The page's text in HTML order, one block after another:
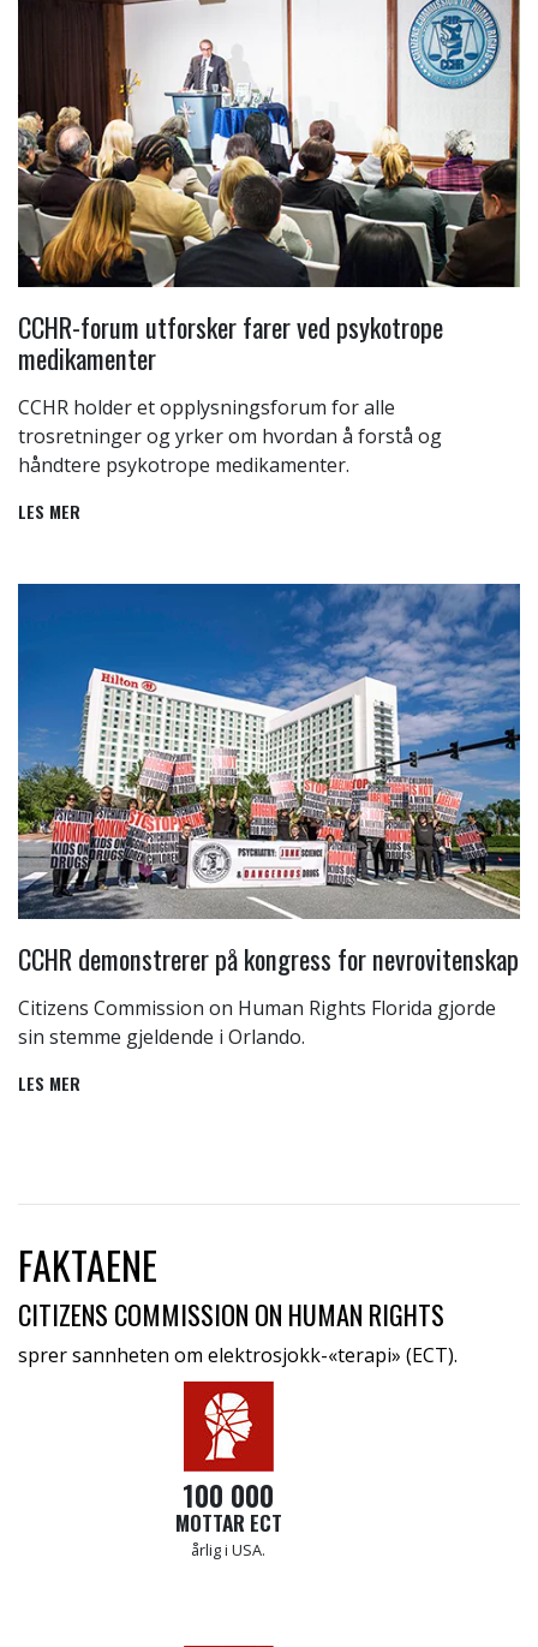
CCHR-forum utforsker farer ved psykotrope
medikamenter
CCHR holder et opplysningsforum for alle
trosretninger og yrker om hvordan å forstå og
håndtere psykotrope medikamenter.
LES MER
CCHR demonstrerer på kongress for nevrovitenskap
Citizens Commission on Human Rights Florida gjorde
sin stemme gjeldende i Orlando.
LES MER
FAKTAENE
CITIZENS COMMISSION ON HUMAN RIGHTS
sprer sannheten om elektrosjokk-«terapi» (ECT).
100 000
MOTTAR ECT
årlig i USA.